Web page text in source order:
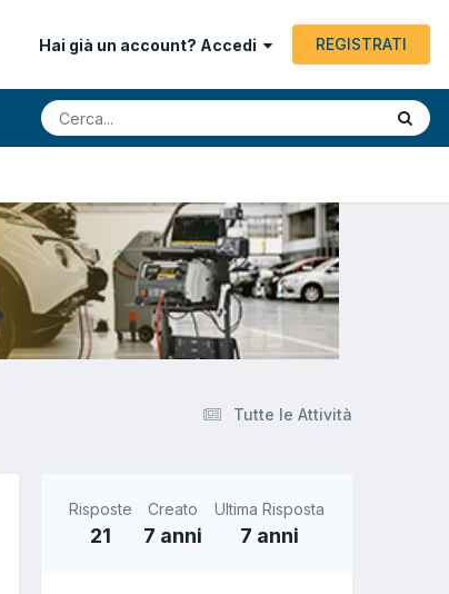
Hai già un account? Accedi REGISTRATI
Tutte le Attività
Risposte
21
Creato
7 anni
Ultima Risposta
7 anni